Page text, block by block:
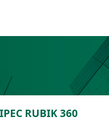
RUBIK 360